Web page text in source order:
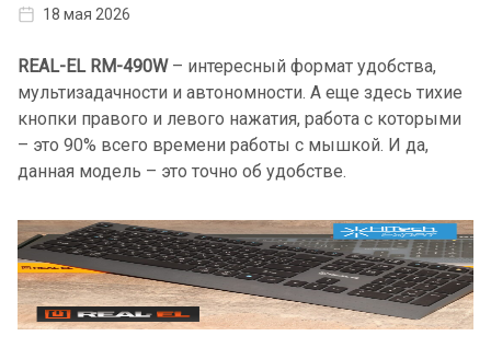
18 мая 2026
REAL-EL RM-490W– интересный формат удобства,
мультизадачности и автономности. А еще здесь тихие
кнопки правого и левого нажатия, работа с которыми
– это 90% всего времени работы с мышкой. И да,
данная модель – это точно об удобстве.